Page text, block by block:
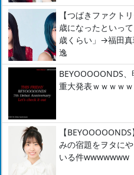
【つばきファクト
歳になったといっ
歳くらい」→福田
逸
BEYOOOOONDS、
重大発表ｗｗｗｗ
【
みの宿題をヲタに
いる件wwwwwww